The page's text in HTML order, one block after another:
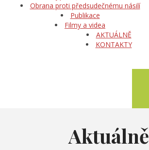
Obrana proti předsudečnému násilí
Publikace
Filmy a videa
AKTUÁLNĚ
KONTAKTY
Aktuálně